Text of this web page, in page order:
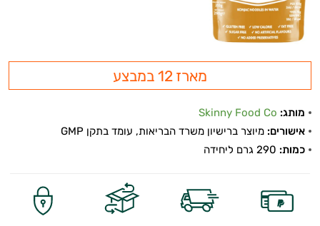
מארז 12 במבצע
מותג: Skinny Food Co
אישורים: מיוצר ברישיון משרד הבריאות, עומד בתקן GMP
כמות: